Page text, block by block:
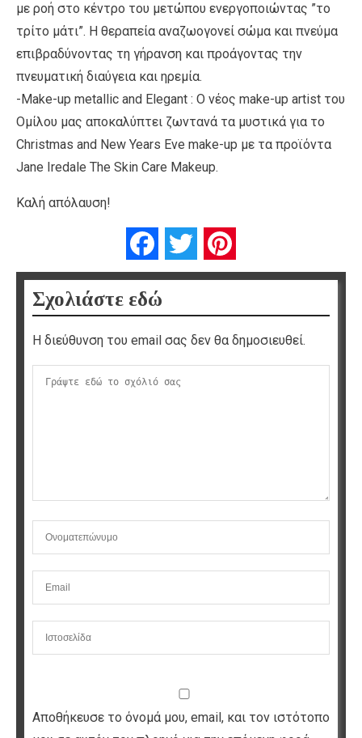
με ροή στο κέντρο του μετώπου ενεργοποιώντας ”το
τρίτο μάτι”. Η θεραπεία αναζωογονεί σώμα και πνεύμα
επιβραδύνοντας τη γήρανση και προάγοντας την
πνευματική διαύγεια και ηρεμία.
-Μake-up metallic and Elegant : O νέος make-up artist του
Ομίλου μας αποκαλύπτει ζωντανά τα μυστικά για το
Christmas and New Years Eve make-up με τα προϊόντα
Jane Iredale Τhe Skin Care Makeup.
Καλή απόλαυση!
FacebookTwitter
Σχολιάστε εδώ
Η διεύθυνση του email σας δεν θα δημοσιευθεί.
Αποθήκευσε το όνομά μου, email, και τον ιστότοπο